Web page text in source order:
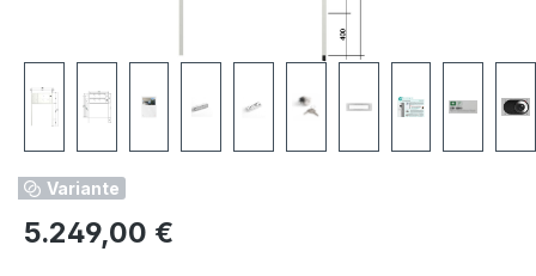
Variante
Regulärer Preis:
5.249,00 €